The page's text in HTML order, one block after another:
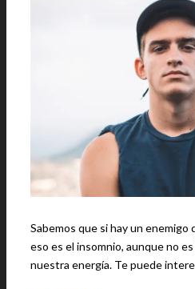
Sabemos que si hay un enemigo
eso es el insomnio, aunque no